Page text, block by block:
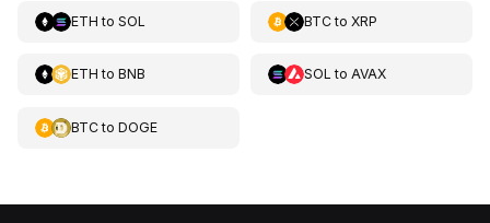
ETH to SOL BTCto XRP
ETH to BNB SOL to AVAX
BTCto DOGE